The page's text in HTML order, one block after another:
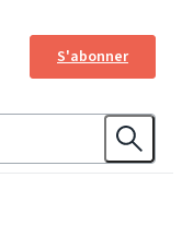
S'abonner